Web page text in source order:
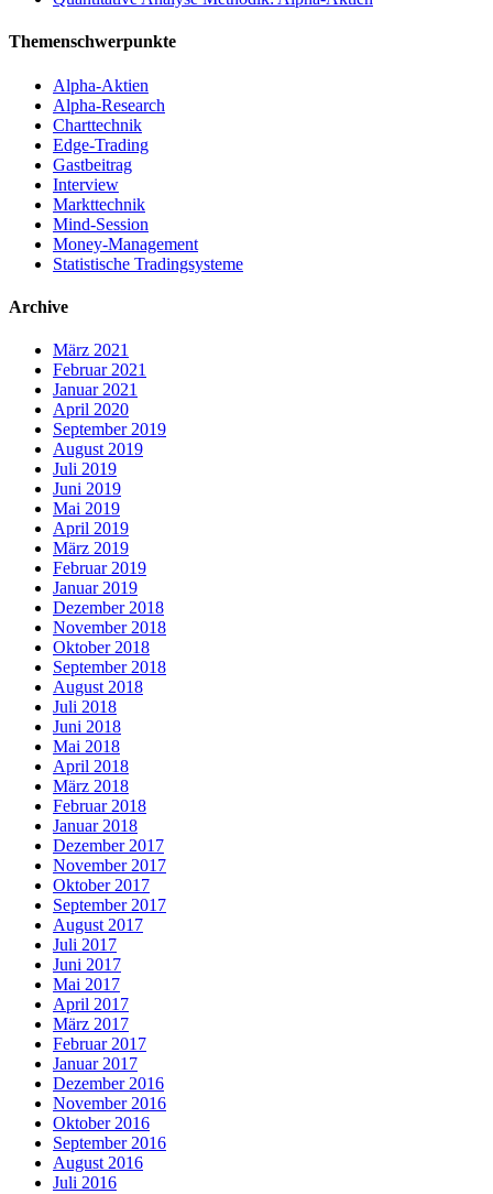
Themenschwerpunkte
Alpha-Aktien
Alpha-Research
Charttechnik
Edge-Trading
Gastbeitrag
Interview
Markttechnik
Mind-Session
Money-Management
Statistische Tradingsysteme
Archive
März 2021
Februar 2021
Januar 2021
April 2020
September 2019
August 2019
Juli 2019
Juni 2019
Mai 2019
April 2019
März 2019
Februar 2019
Januar 2019
Dezember 2018
November 2018
Oktober 2018
September 2018
August 2018
Juli 2018
Juni 2018
Mai 2018
April 2018
März 2018
Februar 2018
Januar 2018
Dezember 2017
November 2017
Oktober 2017
September 2017
August 2017
Juli 2017
Juni 2017
Mai 2017
April 2017
März 2017
Februar 2017
Januar 2017
Dezember 2016
November 2016
Oktober 2016
September 2016
August 2016
Juli 2016